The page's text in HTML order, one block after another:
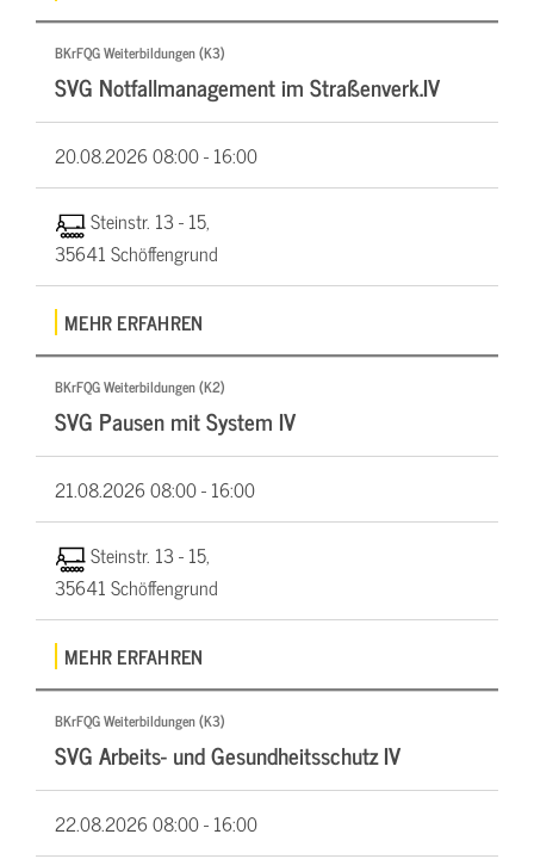
BKrFQG Weiterbildungen (K3)
SVG Notfallmanagement im Straßenverk.IV
20.08.202608:00 - 16:00
Steinstr. 13 - 15,
35641 Schöffengrund
MEHR ERFAHREN
BKrFQG Weiterbildungen (K2)
SVG Pausen mit System IV
21.08.202608:00 - 16:00
Steinstr. 13 - 15,
35641 Schöffengrund
MEHR ERFAHREN
BKrFQG Weiterbildungen (K3)
SVG Arbeits- und Gesundheitsschutz IV
22.08.202608:00 - 16:00